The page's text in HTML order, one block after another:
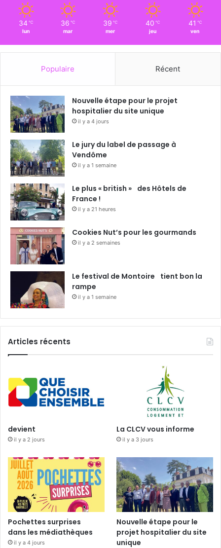
34 ℃
lun
36 ℃
mar
39 ℃
mer
40 ℃
jeu
41 ℃
ven
Populaire Récent
Nouvelle étape pour le projet
hospitalier du site unique
il y a 4 jours
Le jury du label de passage à
Vendôme
il y a 1 semaine
Le plus « british » des Hôtels de
France !
il y a 21 heures
Cookies Nut’s pour les gourmands
il y a 2 semaines
Le festival de Montoire tient bon la
rampe
il y a 1 semaine
Articles récents
devient
il y a 2 jours
La CLCV vous informe
il y a 3 jours
Pochettes surprises
dans les médiathèques
il y a 4 jours
Nouvelle étape pour le
projet hospitalier du site
unique